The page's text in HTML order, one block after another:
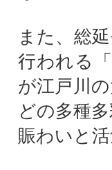
また、総
行われる
が江戸川
どの多種
賑わいと